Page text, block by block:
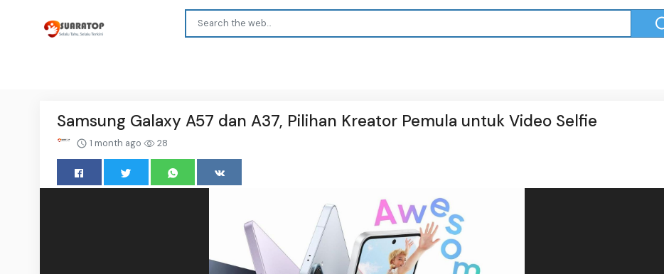
Samsung Galaxy A57 dan A37, Pilihan Kreator Pemula untuk Video Selfie
1 month ago 28